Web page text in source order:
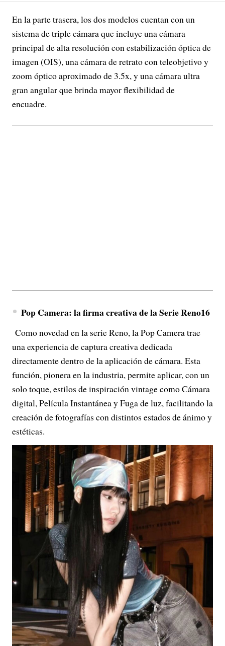
En la parte trasera, los dos modelos cuentan con un
sistema de triple cámara que incluye una cámara
principal de alta resolución con estabilización óptica de
imagen (OIS), una cámara de retrato con teleobjetivo y
zoom óptico aproximado de 3.5x, y una cámara ultra
gran angular que brinda mayor flexibilidad de
encuadre.
Pop Camera: la firma creativa de la Serie Reno16
Como novedad en la serie Reno, la Pop Camera trae
una experiencia de captura creativa dedicada
directamente dentro de la aplicación de cámara. Esta
función, pionera en la industria, permite aplicar, con un
solo toque, estilos de inspiración vintage como Cámara
digital, Película Instantánea y Fuga de luz, facilitando la
creación de fotografías con distintos estados de ánimo y
estéticas.